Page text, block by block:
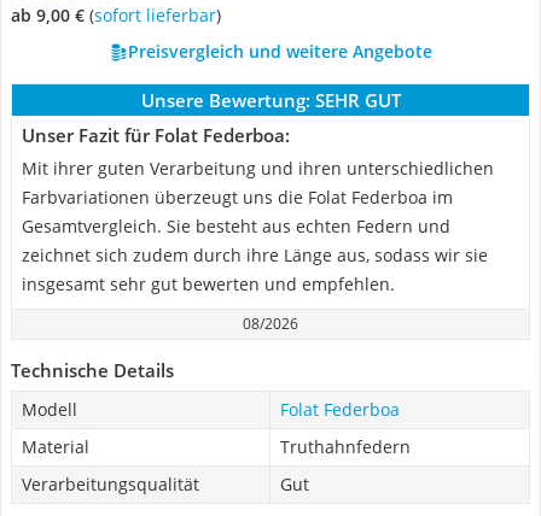
ab 9,00 € ( Sofort lieferbar)
Preisvergleich und weitere Angebote
Unsere Bewertung: SEHR GUT
Unser Fazit für Folat Federboa:
Mit ihrer guten Verarbeitung und ihren unterschiedlichen
Farbvariationen überzeugt uns die Folat Federboa im
Gesamtvergleich. Sie besteht aus echten Federn und
zeichnet sich zudem durch ihre Länge aus, sodass wir sie
insgesamt sehr gut bewerten und empfehlen.
08/2026
Technische Details
Modell
Folat Federboa
Material
Truthahnfedern
Verarbeitungsqualität
Gut